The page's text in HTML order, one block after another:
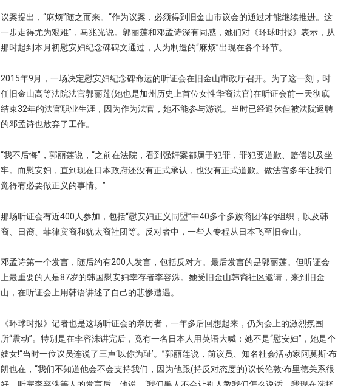
议案提出，“麻烦”随之而来。“作为议案，必须得到旧金山市议会的通过才能继续推进。这
一步走得尤为艰难”，马兆光说。郭丽莲和邓孟诗深有同感，她们对《环球时报》表示，从
那时起到本月初慰安妇纪念碑碑文通过，人为制造的“麻烦”出现在各个环节。
2015年9月，一场决定慰安妇纪念碑命运的听证会在旧金山市政厅召开。为了这一刻，时
任旧金山高等法院法官郭丽莲(她也是加州历史上首位女性华裔法官)在听证会前一天彻底
结束32年的法官职业生涯，因为作为法官，她不能参与游说。当时已经退休但被法院返聘
的邓孟诗也放弃了工作。
“我不后悔”，郭丽莲说，“之前在法院，看到强奸案都属于犯罪，罪犯要道歉、赔偿以及坐
牢。而慰安妇，直到现在日本政府还没有正式承认，也没有正式道歉。做法官多年让我们
觉得有必要做正义的事情。”
那场听证会有近400人参加，包括“慰安妇正义同盟”中40多个多族裔团体的组织，以及韩
裔、日裔、菲律宾裔和犹太裔社团等。反对者中，一些人专程从日本飞至旧金山。
邓孟诗第一个发言，随后约有200人发言，包括反对方。最后发言的是郭丽莲。但听证会
上最重要的人是87岁的韩国慰安妇幸存者李容洙。她受旧金山韩裔社区邀请，来到旧金
山，在听证会上用韩语讲述了自己的悲惨遭遇。
《环球时报》记者也是这场听证会的亲历者，一年多后回想起来，仍为会上的激烈氛围
所“震动”。特别是在李容洙讲完后，竟有一名日本人用英语大喊：她不是“慰安妇”，她是个
妓女!“当时一位议员连说了三声‘以你为耻’。”郭丽莲说，前议员、知名社会活动家阿莫斯·布
朗也在，“我们不知道他会不会支持我们，因为他跟(持反对态度的)议长伦敦·布里德关系很